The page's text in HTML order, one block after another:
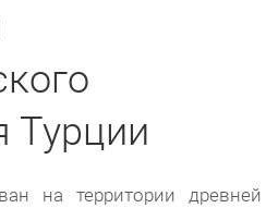
Турции
на территории древней